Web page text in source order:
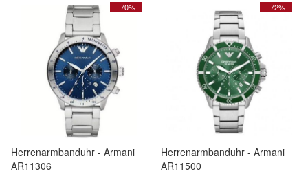
- 70%
Herrenarmbanduhr - Armani
AR11306
- 72%
Herrenarmbanduhr - Armani
AR11500